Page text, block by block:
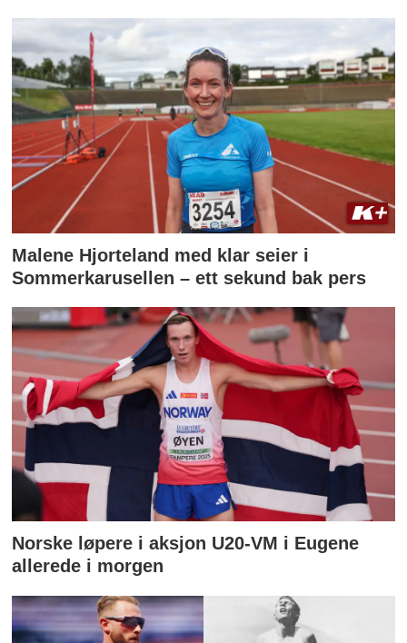
Malene Hjorteland med klar seier i
Sommerkarusellen – ett sekund bak pers
Norske løpere i aksjon U20-VM i Eugene
allerede i morgen